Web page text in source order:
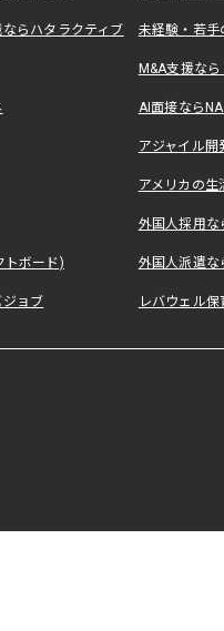
らハタラクティブ 未経験・若手
M&A支援な
AI面接なら
アジャイル
アメリカの
外国人採用
トボード) 外国人派遣な
ジョブ レバウェル